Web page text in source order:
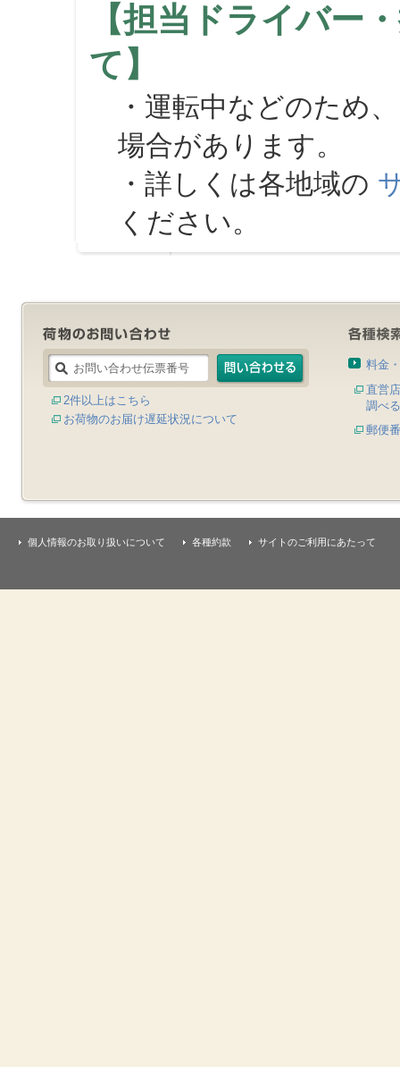
【担当ドライバー
て】
・運転中などのため
場合があります。
・詳しくは各地域の
ください。
2件以上はこちら
お荷物のお届け遅延状況について
料金
直営
調べる
郵便
個人情報のお取り扱いについて 各種約款 サイトのご利用にあたって